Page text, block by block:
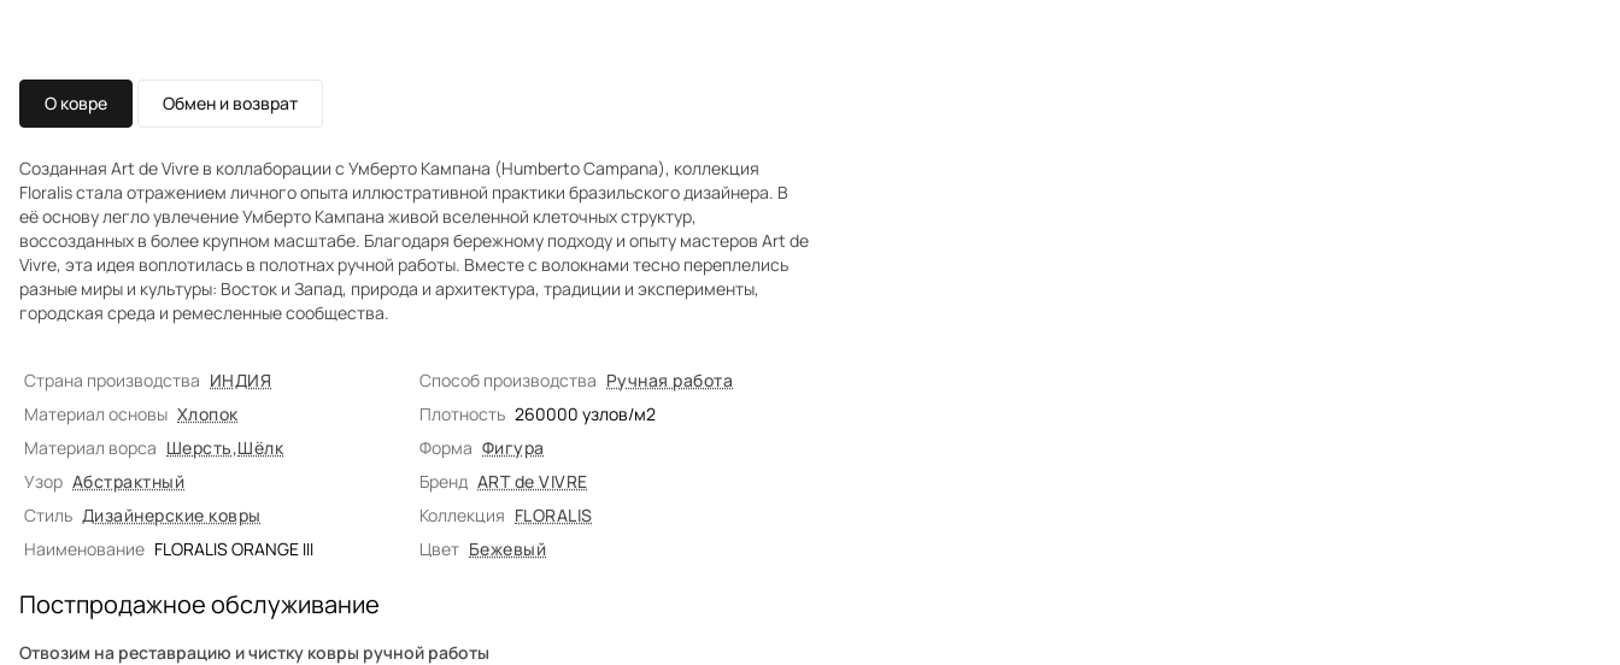
О ковре Обмен и возврат
Созданная Art de Vivre в коллаборации с Умберто Кампана (Humberto Campana), коллекция
Floralis стала отражением личного опыта иллюстративной практики бразильского дизайнера. В
её основу легло увлечение Умберто Кампана живой вселенной клеточных структур,
воссозданных в более крупном масштабе. Благодаря бережному подходу и опыту мастеров Art de
Vivre, эта идея воплотилась в полотнах ручной работы. Вместе с волокнами тесно переплелись
разные миры и культуры: Восток и Запад, природа и архитектура, традиции и эксперименты,
городская среда и ремесленные сообщества.
Страна производства ИНДИЯ Способ производства Ручная работа
Материал основы Хлопок Плотность 260000 узлов/м2
Материал ворса Шерсть,Шёлк Форма Фигура
Узор Абстрактный Бренд ART de VIVRE
Стиль Дизайнерские ковры Коллекция FLORALIS
Наименование FLORALIS ORANGE III Цвет Бежевый
Постпродажное обслуживание
Отвозим на реставрацию и чистку ковры ручной работы